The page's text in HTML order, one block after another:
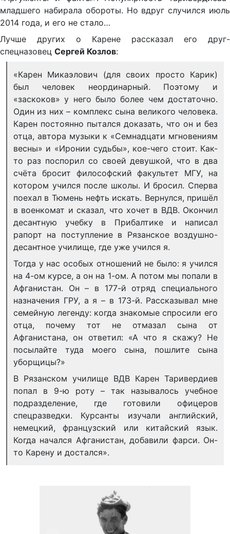
младшего набирала обороты. Но вдруг случился июль
2014 года, и его не стало…
Лучше других о Карене рассказал его друг-
спецназовец Сергей Козлов:
«Карен Микаэлович (для своих просто Карик)
был человек неординарный. Поэтому и
«заскоков» у него было более чем достаточно.
Один из них – комплекс сына великого человека.
Карен постоянно пытался доказать, что он и без
отца, автора музыки к «Семнадцати мгновениям
весны» и «Иронии судьбы», кое-чего стоит. Как-
то раз поспорил со своей девушкой, что в два
счёта бросит философский факультет МГУ, на
котором учился после школы. И бросил. Сперва
поехал в Тюмень нефть искать. Вернулся, пришёл
в военкомат и сказал, что хочет в ВДВ. Окончил
десантную учебку в Прибалтике и написал
рапорт на поступление в Рязан­ское воздушно-
десантное училище, где уже учился я.
Тогда у нас особых отношений не было: я учился
на 4-ом курсе, а он на 1-ом. А потом мы попали в
Афганистан. Он – в 177-й отряд специального
назначения ГРУ, а я – в 173-й. Рассказывал мне
семейную легенду: когда знакомые спросили его
отца, почему тот не отмазал сына от
Афганистана, он ответил: «А что я скажу? Не
посылайте туда моего сына, пошлите сына
уборщицы?»
В Рязанском училище ВДВ Карен Таривердиев
попал в 9-ю роту – так называлось учебное
подразделение, где готовили офицеров
спецразведки. Курсанты изучали английский,
немецкий, французский или китайский язык.
Когда начался Афганистан, добавили фарси. Он-
то Карену и достался».